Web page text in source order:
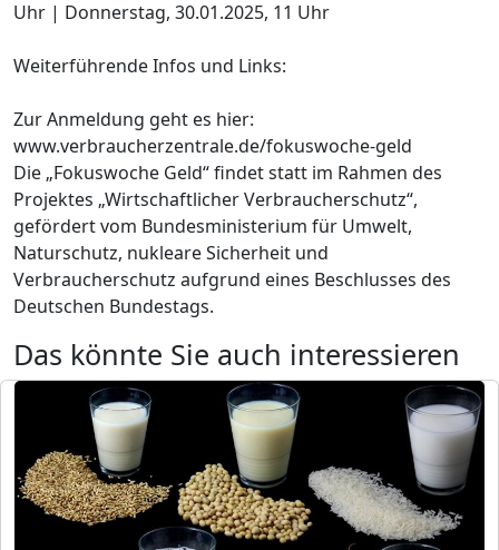
Uhr | Donnerstag, 30.01.2025, 11 Uhr
Weiterführende Infos und Links:
Zur Anmeldung geht es hier:
www.verbraucherzentrale.de/fokuswoche-geld
Die „Fokuswoche Geld“ findet statt im Rahmen des
Projektes „Wirtschaftlicher Verbraucherschutz“,
gefördert vom Bundesministerium für Umwelt,
Naturschutz, nukleare Sicherheit und
Verbraucherschutz aufgrund eines Beschlusses des
Deutschen Bundestags.
Das könnte Sie auch interessieren